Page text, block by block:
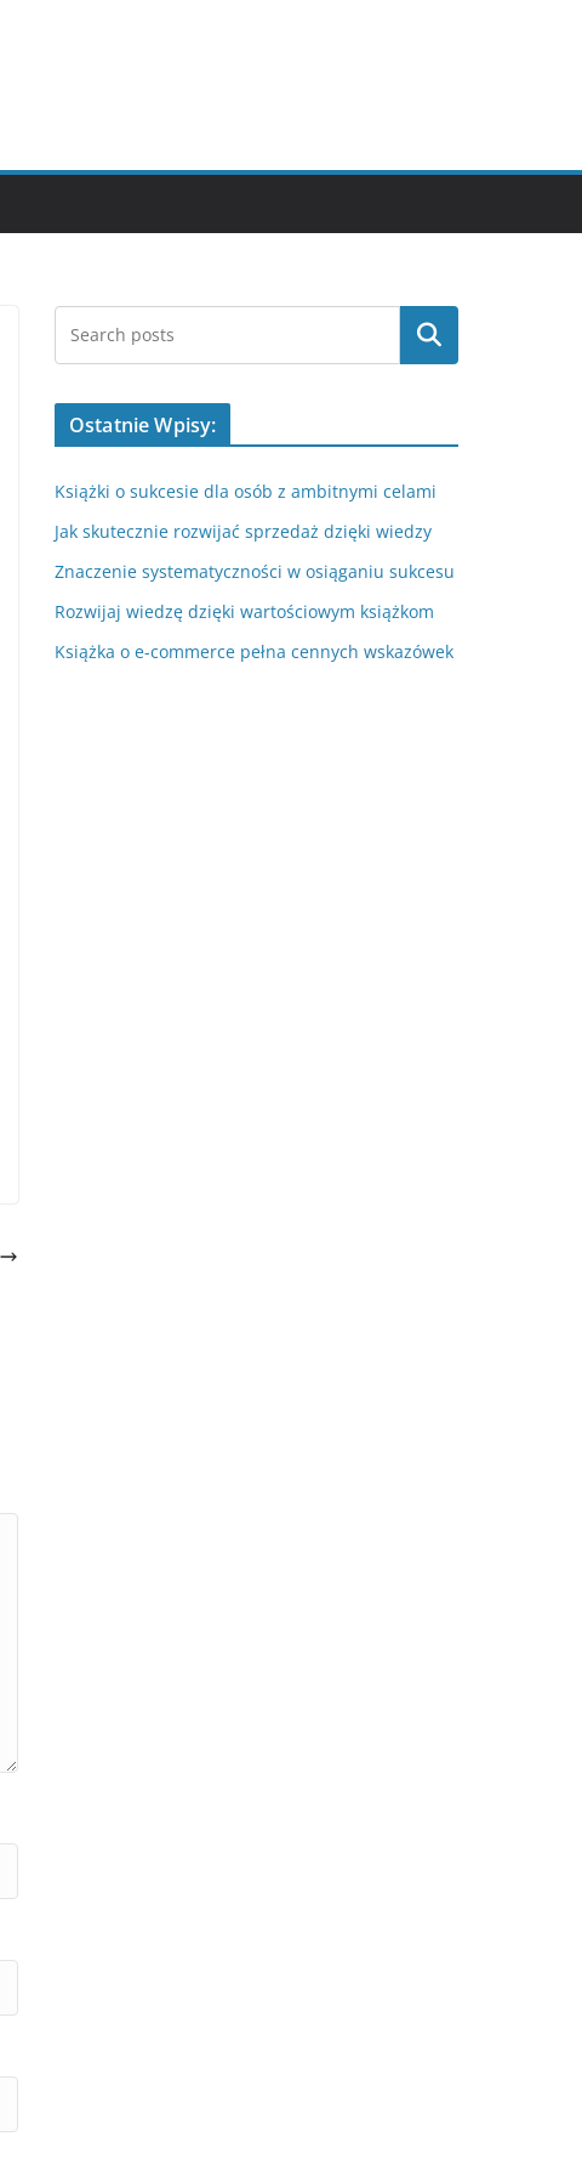
Szukaj
Ostatnie Wpisy:
Książki o sukcesie dla osób z ambitnymi celami
Jak skutecznie rozwijać sprzedaż dzięki wiedzy
Znaczenie systematyczności w osiąganiu sukcesu
Rozwijaj wiedzę dzięki wartościowym książkom
Książka o e-commerce pełna cennych wskazówek